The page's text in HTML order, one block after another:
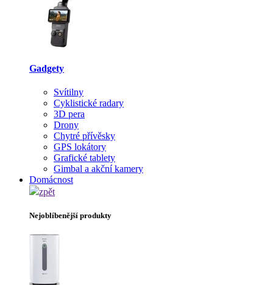
Gadgety
Svítilny
Cyklistické radary
3D pera
Drony
Chytré přívěsky
GPS lokátory
Grafické tablety
Gimbal a akční kamery
Domácnost
zpět
Nejoblíbenější produkty